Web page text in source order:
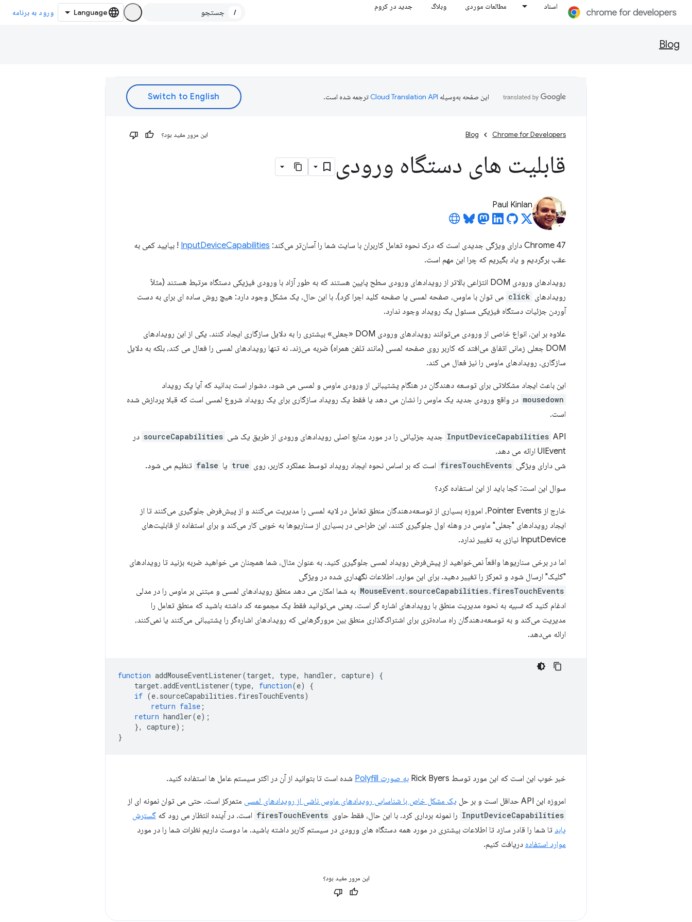
اسناد مطالعات موردی وبلاگ جدید در کروم
/ ورود به برنامه
Blog
این صفحه به‌وسیله ترجمه شده است.
Chrome for Developers
Blog این مرور مفید بود؟
قابلیت های دستگاه ورودی
Paul Kinlan
Chrome 47 دارای ویژگی جدیدی است که درک نحوه تعامل کاربران با سایت شما را آسان‌تر می‌کند: InputDeviceCapabilities ! بیایید کمی به
عقب برگردیم و یاد بگیریم که چرا این مهم است.
رویدادهای ورودی DOM انتزاعی بالاتر از رویدادهای ورودی سطح پایین هستند که به طور آزاد با ورودی فیزیکی دستگاه مرتبط هستند (مثلاً
رویدادهای click می توان با ماوس، صفحه لمسی یا صفحه کلید اجرا کرد). با این حال، یک مشکل وجود دارد: هیچ روش ساده ای برای به دست
آوردن جزئیات دستگاه فیزیکی مسئول یک رویداد وجود ندارد.
علاوه بر این، انواع خاصی از ورودی می‌توانند رویدادهای ورودی DOM «جعلی» بیشتری را به دلایل سازگاری ایجاد کنند. یکی از این رویدادهای
DOM جعلی زمانی اتفاق می‌افتد که کاربر روی صفحه لمسی (مانند تلفن همراه) ضربه می‌زند. نه تنها رویدادهای لمسی را فعال می کند، بلکه به دلایل
سازگاری، رویدادهای ماوس را نیز فعال می کند.
این باعث ایجاد مشکلاتی برای توسعه دهندگان در هنگام پشتیبانی از ورودی ماوس و لمسی می شود. دشوار است بدانید که آیا یک رویداد
mousedown در واقع ورودی جدید یک ماوس را نشان می دهد یا فقط یک رویداد سازگاری برای یک رویداد شروع لمسی است که قبلا پردازش شده
است.
InputDeviceCapabilities API جدید جزئیاتی را در مورد منابع اصلی رویدادهای ورودی از طریق یک شی sourceCapabilities در
UIEvent ارائه می دهد.
شی دارای ویژگی firesTouchEvents است که بر اساس نحوه ایجاد رویداد توسط عملکرد کاربر، روی true یا false تنظیم می شود.
سوال این است: کجا باید از این استفاده کرد؟
خارج از Pointer Events، امروزه بسیاری از توسعه‌دهندگان منطق تعامل در لایه لمسی را مدیریت می‌کنند و از پیش‌فرض جلوگیری می‌کنند تا از
ایجاد رویدادهای "جعلی" ماوس در وهله اول جلوگیری کنند. این طراحی در بسیاری از سناریوها به خوبی کار می‌کند و برای استفاده از قابلیت‌های
InputDevice نیازی به تغییر ندارد.
اما در برخی سناریوها واقعاً نمی‌خواهید از پیش‌فرض رویداد لمسی جلوگیری کنید. به عنوان مثال، شما همچنان می خواهید ضربه بزنید تا رویدادهای
"کلیک" ارسال شود و تمرکز را تغییر دهید. برای این موارد، اطلاعات نگهداری شده در ویژگی
MouseEvent.sourceCapabilities.firesTouchEvents به شما امکان می دهد منطق رویدادهای لمسی و مبتنی بر ماوس را در مدلی
ادغام کنید کهشبیه به نحوه مدیریت منطق با رویدادهای اشاره گر است. یعنی می‌توانید فقط یک مجموعه کد داشته باشید که منطق تعامل را
مدیریت می‌کند و به توسعه‌دهندگان راه ساده‌تری برای اشتراک‌گذاری منطق بین مرورگرهایی که رویدادهای اشاره‌گر را پشتیبانی می‌کنند یا نمی‌کنند،
ارائه می‌دهد.
function addMouseEventListener(target, type, handler, capture)
{
target.addEventListener(type, function(e)
{
if (e. sourceCapabilities . firesTouchEvents)
return false ;
return handler(e);
},
capture);
}
خبر خوب این است که این مورد توسط Rick Byers به ​​صورت Polyfill شده است تا بتوانید از آن در اکثر سیستم عامل ها استفاده کنید.
امروزه این API حداقل است و بر حل یک مشکل خاص با شناسایی رویدادهای ماوس ناشی از رویدادهای لمسی متمرکز است. حتی می توان نمونه ای از
InputDeviceCapabilities را نمونه برداری کرد. با این حال، فقط حاوی firesTouchEvents است. در آینده انتظار می رود که گسترش
یابد تا شما را قادر سازد تا اطلاعات بیشتری در مورد همه دستگاه های ورودی در سیستم کاربر داشته باشید. ما دوست داریم نظرات شما را در مورد
موارد استفاده دریافت کنیم.
این مرور مفید بود؟